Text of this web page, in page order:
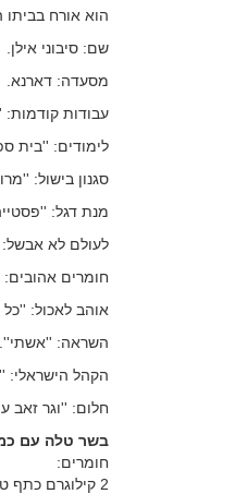
הוא אורח בביתו
שם: סיבוני אילן.
מסעדה: דארנא.
עבודות
לימודים: ''בית
סגנון בישול:
מנת דגל:
לעולם לא אבשל:
חומרים אהובים:
אוהב לאכול:
השראה: ''אשתי''.
הקהל הישראלי:
חלום: ''וגר זאב
בשר טלה עם
חומרים:
2 קילוגרם כתף טלה פרוסים לפרוסות ברוחב 3 סנטימטר (כולל העצם במרכז)